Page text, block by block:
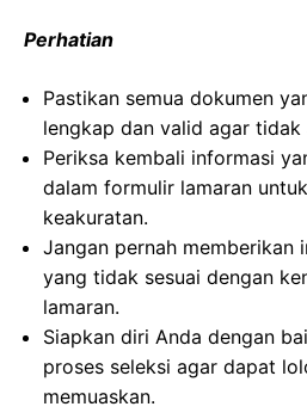
Perhatian
Pastikan semua dokumen
lengkap dan valid agar tidak
Periksa kembali informasi
dalam formulir lamaran
keakuratan.
Jangan pernah memberikan
yang tidak sesuai dengan
lamaran.
Siapkan diri Anda dengan
proses seleksi agar dapat
memuaskan.